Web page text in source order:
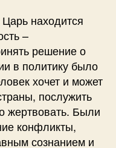
находится
–
решение о
в политику было
хочет и может
послужить
жертвовать. Были
конфликты,
сознанием и